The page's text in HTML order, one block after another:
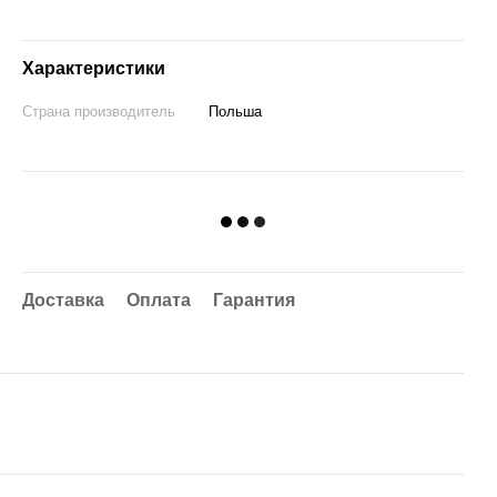
Характеристики
Страна производитель Польша
Доставка Оплата Гарантия